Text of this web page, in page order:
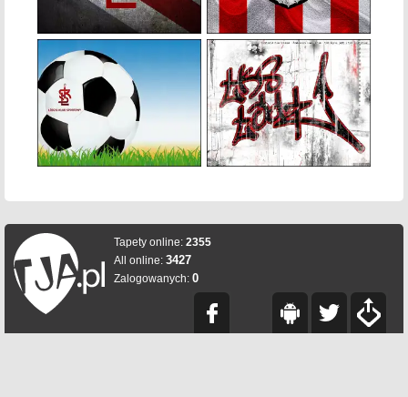
Tapety online: 2355
All online: 3427
Zalogowanych: 0